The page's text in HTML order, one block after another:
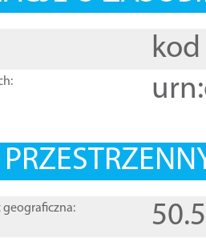
kod
geograficzna: